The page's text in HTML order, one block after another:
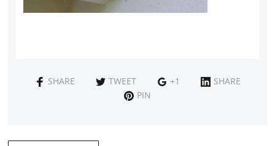
SHARE TWEET +1
SHARE
PIN